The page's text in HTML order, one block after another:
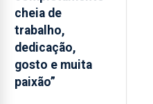
cheia de
trabalho,
dedicação,
gosto e muita
paixão”